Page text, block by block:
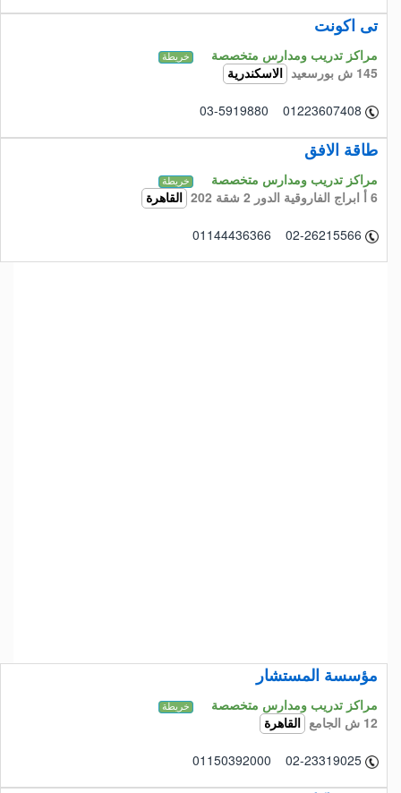
تى اكونت
مراكز تدريب ومدارس متخصصة خريطة
145 ش بورسعيد الاسكندرية
03-5919880 01223607408
طاقة الافق
مراكز تدريب ومدارس متخصصة خريطة
6 أ ابراج الفاروقية الدور 2 شقة 202 القاهرة
01144436366 02-26215566
مؤسسة المستشار
مراكز تدريب ومدارس متخصصة خريطة
12 ش الجامع القاهرة
01150392000 02-23319025